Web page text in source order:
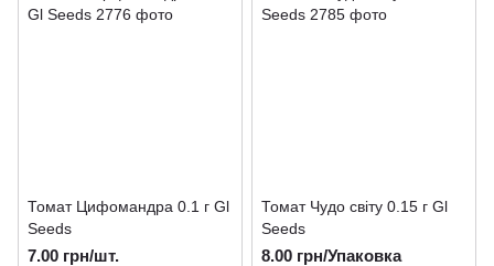
Томат Цифомандра 0.1 г Gl
Seeds
7.00 грн/шт.
Томат Чудо світу 0.15 г Gl
Seeds
8.00 грн/Упаковка